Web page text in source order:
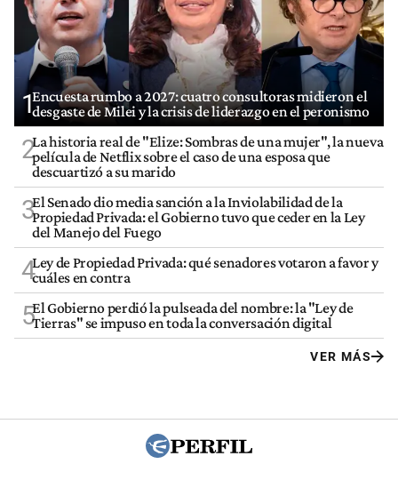
1Encuesta rumbo a 2027: cuatro consultoras midieron el
desgaste de Milei y la crisis de liderazgo en el peronismo
2La historia real de "Elize: Sombras de una mujer", la nueva
película de Netflix sobre el caso de una esposa que
descuartizó a su marido
3El Senado dio media sanción a la Inviolabilidad de la
Propiedad Privada: el Gobierno tuvo que ceder en la Ley
del Manejo del Fuego
4Ley de Propiedad Privada: qué senadores votaron a favor y
cuáles en contra
5El Gobierno perdió la pulseada del nombre: la "Ley de
Tierras" se impuso en toda la conversación digital
VER MÁS